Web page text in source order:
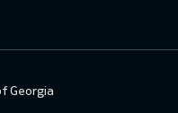
Georgia